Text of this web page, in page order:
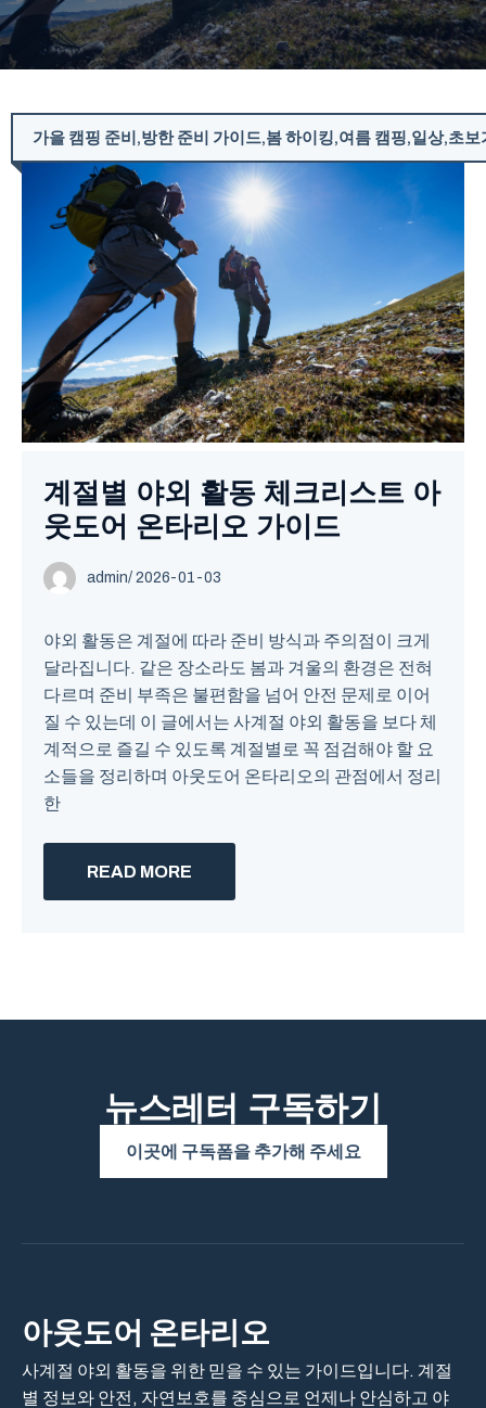
가을 캠핑 준비 ,방한 준비 가이드,봄 하이킹,여름 캠핑,일상,초보
계절별 야외 활동 체크리스트 아
웃도어 온타리오 가이드
admin/ 2026-01-03
야외 활동은 계절에 따라 준비 방식과 주의점이 크게
달라집니다. 같은 장소라도 봄과 겨울의 환경은 전혀
다르며 준비 부족은 불편함을 넘어 안전 문제로 이어
질 수 있는데 이 글에서는 사계절 야외 활동을 보다 체
계적으로 즐길 수 있도록 계절별로 꼭 점검해야 할 요
소들을 정리하며 아웃도어 온타리오의 관점에서 정리
한
READ MORE
뉴스레터 구독하기
이곳에 구독폼을 추가해 주세요
아웃도어 온타리오
사계절 야외 활동을 위한 믿을 수 있는 가이드입니다. 계절
별 정보와 안전, 자연보호를 중심으로 언제나 안심하고 야